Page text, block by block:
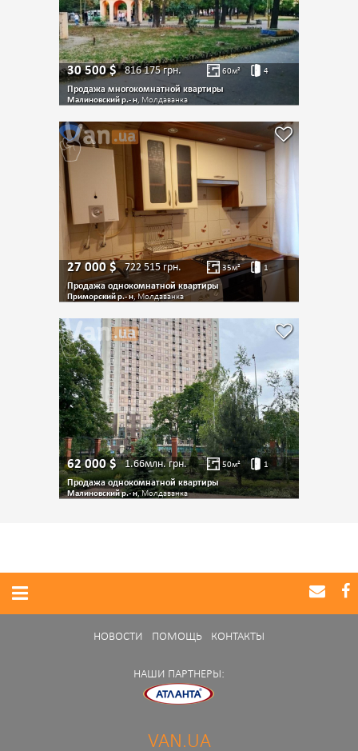
30 500$ 816 175грн. 60м² 4
Продажа многокомнатной квартиры
Малиновский р.- н, Молдаванка
27 000$ 722 515грн. 35м² 1
Продажа однокомнатной квартиры
Приморский р.- н, Молдаванка
62 000$ 1.66млн.грн. 50м² 1
Продажа однокомнатной квартиры
Малиновский р.- н, Молдаванка
НОВОСТИ ПОМОЩЬ КОНТАКТЫ
НАШИ ПАРТНЕРЫ:
VAN.UA